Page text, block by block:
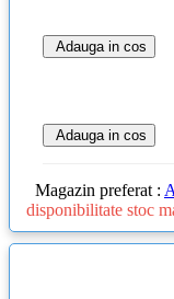
Adauga in cos
Adauga in cos
Magazin preferat :
disponibilitate stoc